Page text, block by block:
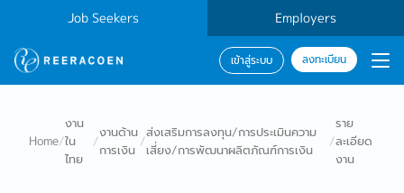
Job Seekers Employers
เข้าสู่ระบบ ลงทะเบียน
Home/
งาน
ใน
ไทย
/
งานด้าน
การเงิน
/
ส่งเสริมการลงทุน/การประเมินความ
เสี่ยง/การพัฒนาผลิตภัณฑ์การเงิน
/
ราย
ละเอียด
งาน